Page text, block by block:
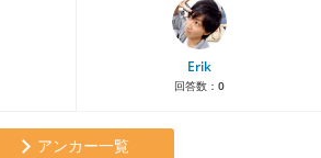
Erik
回答数： 0
アンカー一覧